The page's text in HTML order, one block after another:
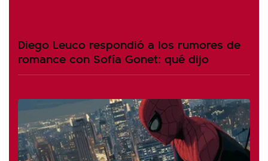
Diego Leuco respondió a los rumores de
romance con Sofía Gonet: qué dijo